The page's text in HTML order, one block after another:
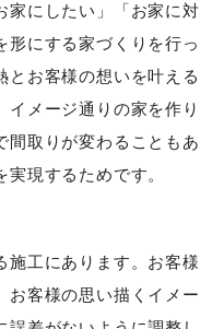
家にしたい」「お家に対
形にする家づくりを行っ
とお客様の想いを叶える
イメージ通りの家を作り
間取りが変わることもあ
現するためです。
施工にあります。お客様
お客様の思い描くイメー